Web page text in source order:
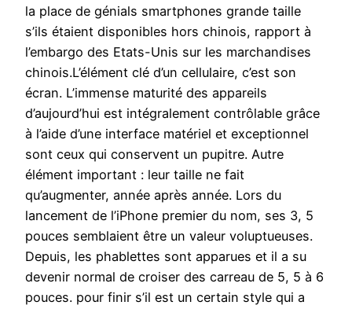
la place de génials smartphones grande taille
s’ils étaient disponibles hors chinois, rapport à
l’embargo des Etats-Unis sur les marchandises
chinois.L’élément clé d’un cellulaire, c’est son
écran. L’immense maturité des appareils
d’aujourd’hui est intégralement contrôlable grâce
à l’aide d’une interface matériel et exceptionnel
sont ceux qui conservent un pupitre. Autre
élément important : leur taille ne fait
qu’augmenter, année après année. Lors du
lancement de l’iPhone premier du nom, ses 3, 5
pouces semblaient être un valeur voluptueuses.
Depuis, les phablettes sont apparues et il a su
devenir normal de croiser des carreau de 5, 5 à 6
pouces. pour finir s’il est un certain style qui a